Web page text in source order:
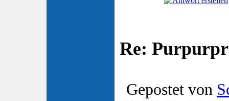
Re:
Gepostet von